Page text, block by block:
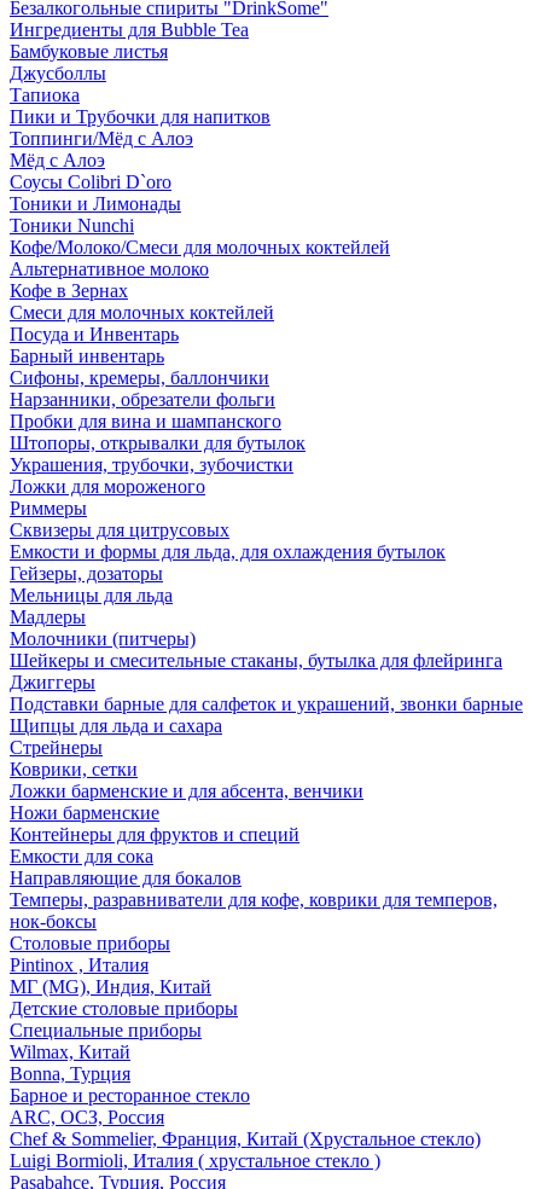
Безалкогольные спириты "DrinkSome"
Ингредиенты для Bubble Tea
Бамбуковые листья
Джусболлы
Тапиока
Пики и Трубочки для напитков
Топпинги/Мёд с Алоэ
Мёд с Алоэ
Соусы Colibri D`oro
Тоники и Лимонады
Тоники Nunchi
Кофе/Молоко/Смеси для молочных коктейлей
Альтернативное молоко
Кофе в Зернах
Смеси для молочных коктейлей
Посуда и Инвентарь
Барный инвентарь
Сифоны, кремеры, баллончики
Нарзанники, обрезатели фольги
Пробки для вина и шампанского
Штопоры, открывалки для бутылок
Украшения, трубочки, зубочистки
Ложки для мороженого
Риммеры
Сквизеры для цитрусовых
Емкости и формы для льда, для охлаждения бутылок
Гейзеры, дозаторы
Мельницы для льда
Мадлеры
Молочники (питчеры)
Шейкеры и смесительные стаканы, бутылка для флейринга
Джиггеры
Подставки барные для салфеток и украшений, звонки барные
Щипцы для льда и сахара
Стрейнеры
Коврики, сетки
Ложки барменские и для абсента, венчики
Ножи барменские
Контейнеры для фруктов и специй
Емкости для сока
Направляющие для бокалов
Темперы, разравниватели для кофе, коврики для темперов,
нок-боксы
Столовые приборы
Pintinox , Италия
МГ (MG), Индия, Китай
Детские столовые приборы
Специальные приборы
Wilmax, Китай
Bonna, Турция
Барное и ресторанное стекло
ARC, ОСЗ, Россия
Chef & Sommelier, Франция, Китай (Хрустальное стекло)
Luigi Bormioli, Италия ( хрустальное стекло )
Pasabahce, Турция, Россия